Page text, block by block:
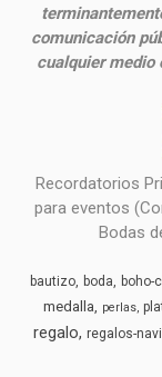
comunicación
cualquier medio
Recordatorios
para eventos
Bodas
bautizo boda boho-
medalla perlas
regalo regalos-